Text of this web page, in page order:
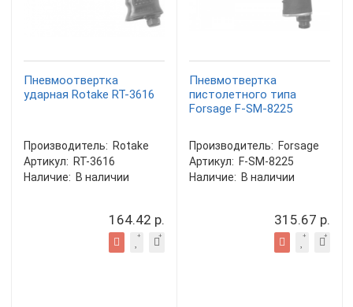
Пневмоотвертка
ударная Rotake RT-3616
Производитель: Rotake
Артикул: RT-3616
Наличие: В наличии
164.42 р.
Пневмотвертка
пистолетного типа
Forsage F-SM-8225
Производитель: Forsage
Артикул: F-SM-8225
Наличие: В наличии
315.67 р.